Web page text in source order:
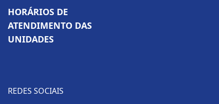
HORÁRIOS DE
ATENDIMENTO DAS
UNIDADES
REDES SOCIAIS